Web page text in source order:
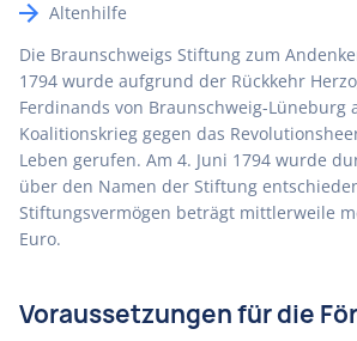
Altenhilfe
Die Braunschweigs Stiftung zum
1794 wurde aufgrund der Rückkehr
Ferdinands von Braunschweig-Lüneburg
Koalitionskrieg gegen das
Leben gerufen. Am 4. Juni 1794 wurde
über den Namen der Stiftung
Stiftungsvermögen beträgt mittlerweile
Euro.
Voraussetzungen für die